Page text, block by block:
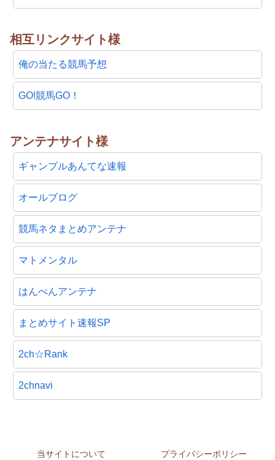
相互リンクサイト様
俺の当たる競馬予想
GO!競馬GO！
アンテナサイト様
ギャンブルあんてな速報
オールブログ
競馬ネタまとめアンテナ
マトメンタル
はんぺんアンテナ
まとめサイト速報SP
2ch☆Rank
2chnavi
当サイトについて プライバシーポリシー